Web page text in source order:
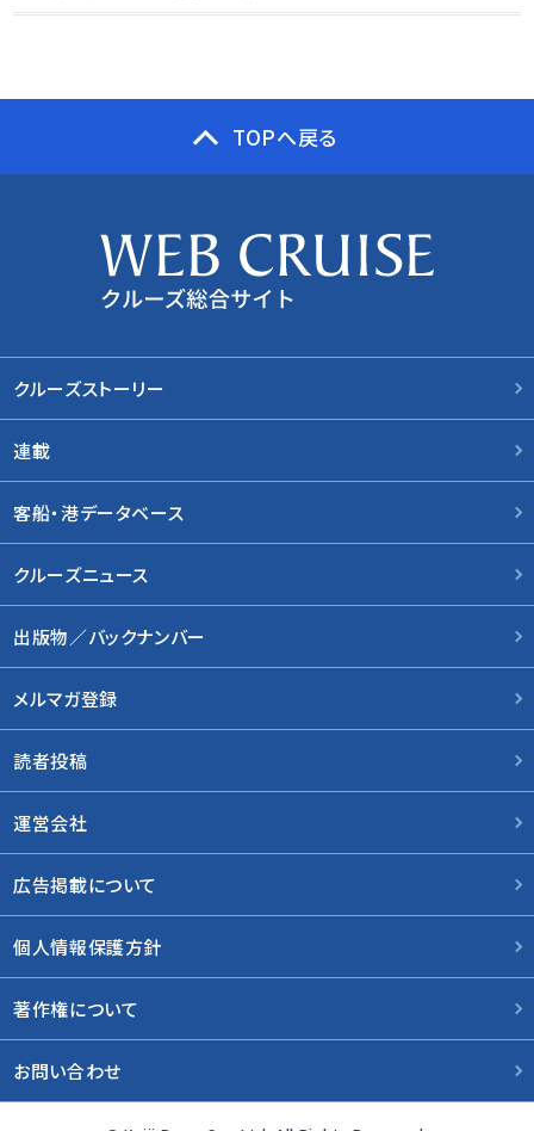
TOPへ戻る
クルーズストーリー
連載
客船・港データベース
クルーズニュース
出版物／バックナンバー
メルマガ登録
読者投稿
運営会社
広告掲載について
個人情報保護方針
著作権について
お問い合わせ